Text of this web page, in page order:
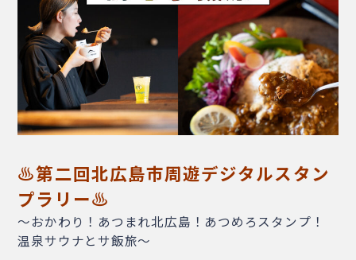
♨第二回北広島市周遊デジタルスタン
プラリー♨
～おかわり！あつまれ北広島！あつめろスタンプ！
温泉サウナとサ飯旅～